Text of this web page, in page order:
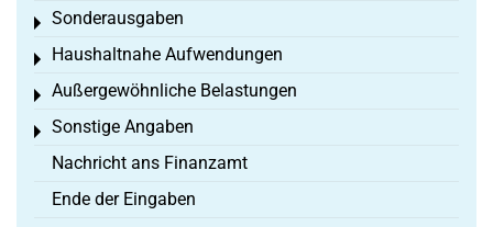
Sonderausgaben
Toggle menu
Haushaltnahe Aufwendungen
Toggle menu
Außergewöhnliche Belastungen
Toggle menu
Sonstige Angaben
Toggle menu
Nachricht ans Finanzamt
Ende der Eingaben